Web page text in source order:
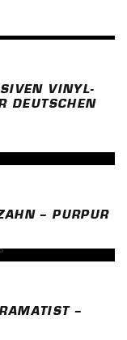
VINYL-
DEUTSCHEN
– PURPUR
–